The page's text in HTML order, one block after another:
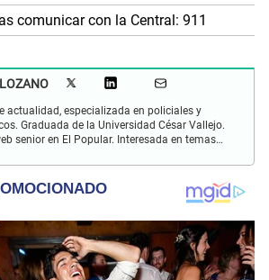
comunicar con la Central: 911
actualidad, especializada en policiales y
Graduada de la Universidad César Vallejo.
senior en El Popular. Interesada en temas
y doblajes.